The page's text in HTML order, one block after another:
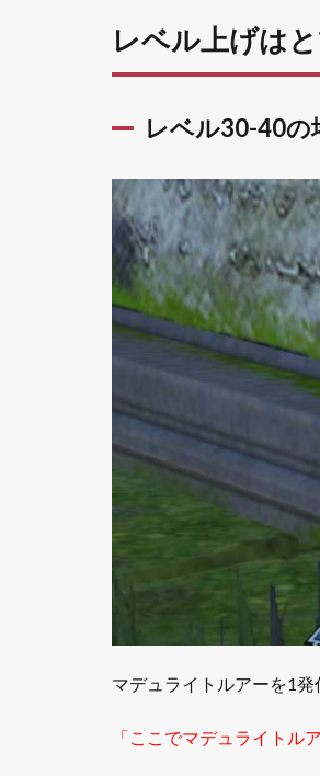
ル30-
40の
場合
レベ
50の
場合
1.3
レベ
ル50-
60の
場合
1.4
め
レベル上げは
レベル30-40の
マデュライトルアーを1発
「ここでマデュライトル